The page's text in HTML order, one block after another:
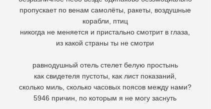
пропускает по венам самолёты, ракеты, воздушные
корабли, птиц
никогда не меняется и пристально смотрит в глаза,
из какой страны ты не смотри
равнодушный отель стелет белую простынь
как свидетеля пустоты, как лист показаний,
сколько миль, сколько часовых поясов между нами?
5946 причин, по которым я не могу заснуть